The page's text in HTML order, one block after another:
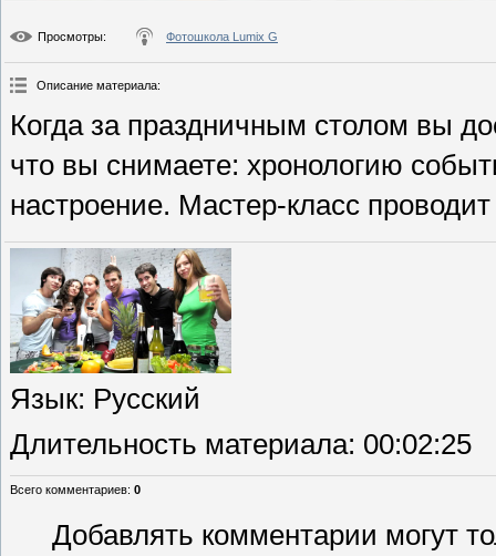
Просмотры: Фотошкола Lumix G
Описание материала:
Когда за праздничным столом вы
что вы снимаете: хронологию
настроение. Мастер-класс
Язык: Русский
Длительность материала: 00:02:25
Всего комментариев: 0
Добавлять комментарии могут